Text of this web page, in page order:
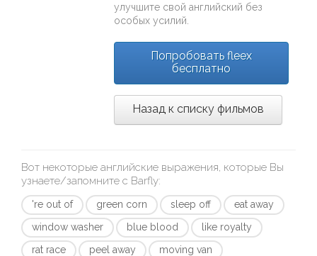
улучшите свой английский без
особых усилий.
Попробовать fleex
бесплатно
Назад к списку фильмов
Вот некоторые английские выражения, которые Вы
узнаете/запомните с Barfly:
're out of green corn sleep off
eat away
window washer
blue blood
like royalty
rat race
peel away moving van